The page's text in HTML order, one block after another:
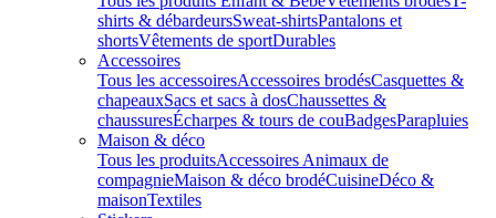
shirts & débardeursSweat-shirtsPantalons et
shortsVêtements de sportDurables
Accessoires
Tous les accessoiresAccessoires brodésCasquettes &
chapeauxSacs et sacs à dosChaussettes &
chaussuresÉcharpes & tours de couBadgesParapluies
Maison & déco
Tous les produitsAccessoires Animaux de
compagnieMaison & déco brodéCuisineDéco &
maisonTextiles